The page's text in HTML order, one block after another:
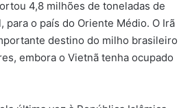
4,8 milhões de toneladas de
para o país do Oriente Médio. O Irã
destino do milho brasileiro
embora o Vietnã tenha ocupado